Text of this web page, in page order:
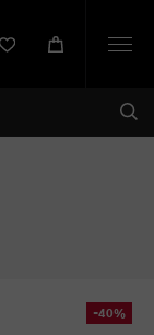
-40%